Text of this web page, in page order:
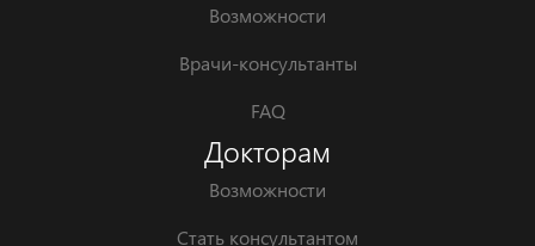
Возможности
Врачи-консультанты
FAQ
Докторам
Возможности
Стать консультантом